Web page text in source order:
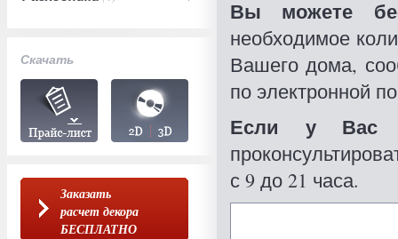
Скачать
Заказать
расчет декора
БЕСПЛАТНО
Вы можете
необходимое
Вашего дома,
по электронной
Если у Вас
с 9 до 21 часа.